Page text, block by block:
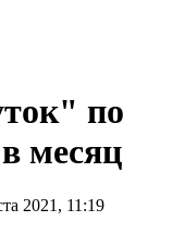
по
месяц
2021, 11:19